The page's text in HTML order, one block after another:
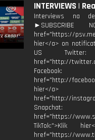
INTERVIEWS |
Interviews na
►SUBSCRIBE
href="https://
hier</a> on
US Twitter:
href="http://
Facebook:
href="http://
hier</a>
href="http://
Snapchat:
href="https://
TikTok:">Klik
href="https://